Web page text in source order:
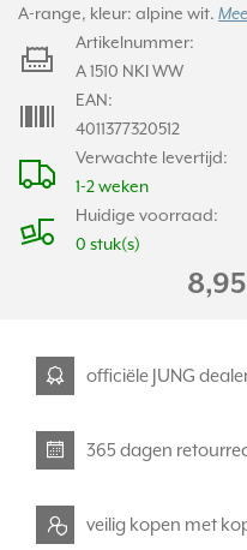
A-range, kleur: alpine wit.
Verwachte levertijd:
1-2 weken
Huidige voorraad:
0 stuk(s)
Artikelnummer:
A 1510 NKI WW
EAN:
4011377320512
8,95
officiële JUNG
365 dagen
veilig kopen met